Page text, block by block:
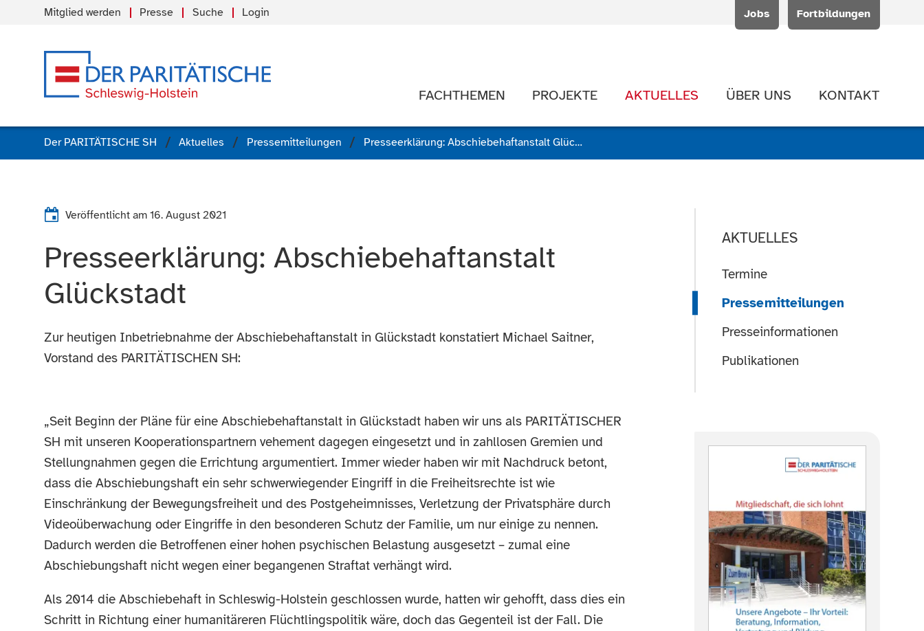
Jobs Fortbildungen
Mitglied werden Presse Suche Login
FACHTHEMEN PROJEKTE AKTUELLES ÜBER UNS KONTAKT
Der PARITÄTISCHE SH Aktuelles Pressemitteilungen Presseerklärung: Abschiebehaftanstalt Glückstadt
Veröffentlicht am16. August 2021
Presseerklärung: Abschiebehaftanstalt
Glückstadt
Zur heutigen Inbetriebnahme der Abschiebehaftanstalt in Glückstadt konstatiert Michael Saitner,
Vorstand des PARITÄTISCHEN SH:
„Seit Beginn der Pläne für eine Abschiebehaftanstalt in Glückstadt haben wir uns als PARITÄTISCHER
SH mit unseren Kooperationspartnern vehement dagegen eingesetzt und in zahllosen Gremien und
Stellungnahmen gegen die Errichtung argumentiert. Immer wieder haben wir mit Nachdruck betont,
dass die Abschiebungshaft ein sehr schwerwiegender Eingriff in die Freiheitsrechte ist wie
Einschränkung der Bewegungsfreiheit und des Postgeheimnisses, Verletzung der Privatsphäre durch
Videoüberwachung oder Eingriffe in den besonderen Schutz der Familie, um nur einige zu nennen.
Dadurch werden die Betroffenen einer hohen psychischen Belastung ausgesetzt – zumal eine
Abschiebungshaft nicht wegen einer begangenen Straftat verhängt wird.
Als 2014 die Abschiebehaft in Schleswig-Holstein geschlossen wurde, hatten wir gehofft, dass dies ein
Schritt in Richtung einer humanitäreren Flüchtlingspolitik wäre, doch das Gegenteil ist der Fall. Die
AKTUELLES
Termine
Pressemitteilungen
Presseinformationen
Publikationen